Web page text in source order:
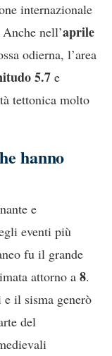
internazionale
nell’aprile
odierna, l’area
5.7 e
tettonica molto
hanno
e
eventi più
fu il grande
attorno a 8.
e il sisma generò
del